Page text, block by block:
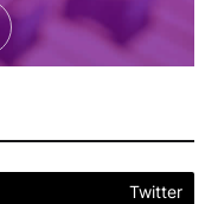
Twitter